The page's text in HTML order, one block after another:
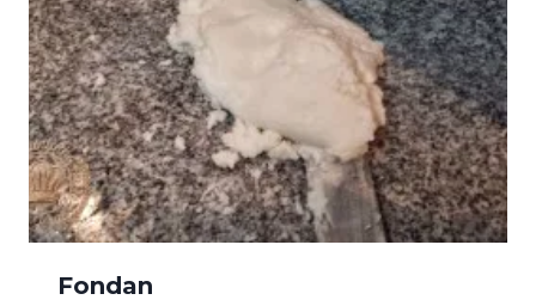
Fondan